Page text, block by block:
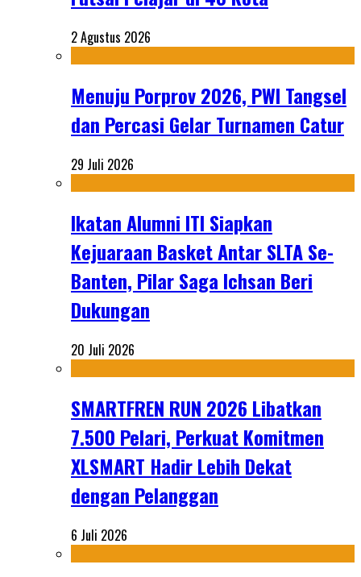
2 Agustus 2026
Menuju Porprov 2026, PWI Tangsel
dan Percasi Gelar Turnamen Catur
29 Juli 2026
Ikatan Alumni ITI Siapkan
Kejuaraan Basket Antar SLTA Se-
Banten, Pilar Saga Ichsan Beri
Dukungan
20 Juli 2026
SMARTFREN RUN 2026 Libatkan
7.500 Pelari, Perkuat Komitmen
XLSMART Hadir Lebih Dekat
dengan Pelanggan
6 Juli 2026